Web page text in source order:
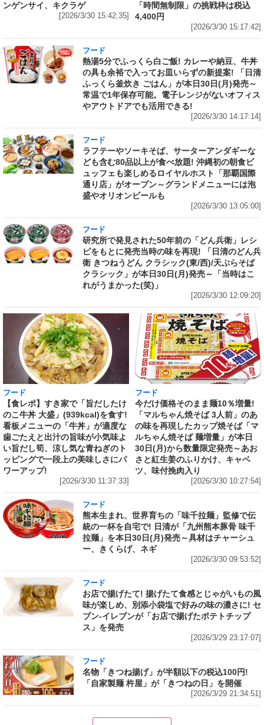
ンゲンサイ、キクラゲ
[2026/3/30 15:42:35]
「時間無制限」の挑戦枠は税込
4,400円
[2026/3/30 15:17:42]
フード
熱湯5分でふっくら白ご飯! カレーや納豆、牛丼
の具も余裕で入ってお皿いらずの新提案! 「日清
ふっくら釜炊き ごはん」が本日30日(月)発売～
常温で1年保存可能。電子レンジがないオフィス
やアウトドアでも活用できる!
[2026/3/30 14:17:14]
フード
ラフテーやソーキそば、サーターアンダギーな
ども含む80品以上が食べ放題! 沖縄初の朝食ビ
ュッフェも楽しめるロイヤルホスト「那覇国際
通り店」がオープン～グランドメニューには泡
盛やオリオンビールも
[2026/3/30 13:05:00]
フード
研究所で発見された50年前の「どん兵衛」レシ
ピをもとに発売当時の味を再現! 「日清のどん兵
衛 きつねうどん クラシック(東/西)/天ぷらそば
クラシック」が本日30日(月)発売～「当時はこ
れがうまかった(笑)」
[2026/3/30 12:09:20]
フード
【食レポ】すき家で「旨だしたけ
のこ牛丼 大盛」(939kcal)を食す!
看板メニューの「牛丼」が適度な
歯ごたえと出汁の旨味が小気味よ
い旨だし筍、涼し気な青ねぎのト
ッピングで一段上の美味しさにパ
ワーアップ!
[2026/3/30 11:37:33]
フード
今だけ価格そのまま麺10％増量!
「マルちゃん焼そば 3人前」のあ
の味を再現したカップ焼そば「マ
ルちゃん焼そば 麺増量」が本日
30日(月)から数量限定発売～あお
さと紅生姜のふりかけ、キャベ
ツ、味付挽肉入り
[2026/3/30 10:27:54]
フード
熊本生まれ、世界育ちの「味千拉麺」監修で伝
統の一杯を自宅で! 日清が「九州熊本豚骨 味千
拉麺」を本日30日(月)発売～具材はチャーシュ
ー、きくらげ、ネギ
[2026/3/30 09:53:52]
フード
お店で揚げたて! 揚げたて食感とじゃがいもの風
味が楽しめ、別添小袋塩で好みの味の濃さに! セ
ブン‐イレブンが「お店で揚げたポテトチップ
ス」を発売
[2026/3/29 23:17:07]
フード
名物「きつね揚げ」が半額以下の税込100円!
「自家製麺 杵屋」が「きつねの日」を開催
[2026/3/29 21:34:51]